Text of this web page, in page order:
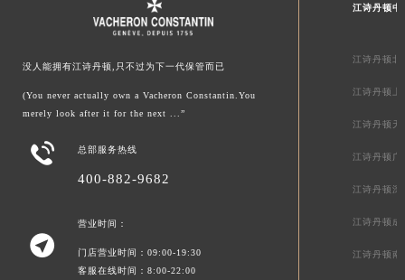
没人能拥有江诗丹顿,只不过为下一代保管而已
(You never actually own a Vacheron Constantin.You
merely look after it for the next ...”
 总部服务热线
400-882-9682

营业时间：
门店营业时间：09:00-19:30
客服在线时间：8:00-22:00
江诗丹顿中
江诗丹顿北
江诗丹顿上
江诗丹顿天
江诗丹顿广
江诗丹顿深
江诗丹顿成
江诗丹顿南